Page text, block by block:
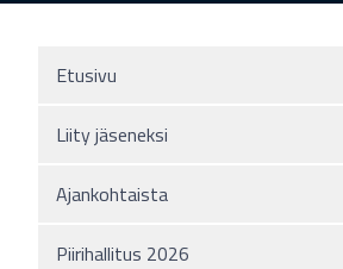
Etusivu
Liity jäseneksi
Ajankohtaista
Piirihallitus 2026